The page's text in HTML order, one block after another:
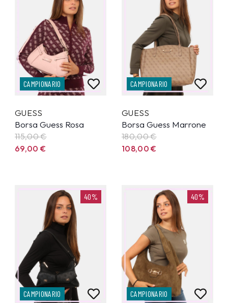
CAMPIONARIO
GUESS
Borsa Guess Rosa
115,00€
69,00€
CAMPIONARIO
GUESS
Borsa Guess Marrone
180,00€
108,00€
40%
CAMPIONARIO
40%
CAMPIONARIO